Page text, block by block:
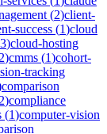
(2)client-
success (1)cloud
3)cloud-hosting
2)cmms (1)cohort-
tracking
comparison
2)compliance
(1)computer-vision